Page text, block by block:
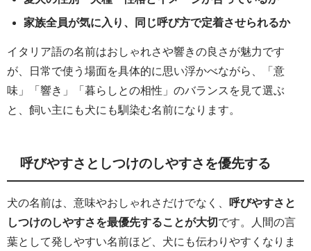
家族全員が気に入り、同じ呼び方で定着させられるか
イタリア語の名前はおしゃれさや響きの良さが魅力です
が、日常で使う場面を具体的に思い浮かべながら、「意
味」「響き」「暮らしとの相性」のバランスを見て選ぶ
と、飼い主にも犬にも馴染む名前になります。
呼びやすさとしつけのしやすさを優先する
犬の名前は、意味やおしゃれさだけでなく、
呼びやすさと
しつけのしやすさを最優先することが大切 です。人間の言
葉として発しやすい名前ほど、犬にも伝わりやすくなりま